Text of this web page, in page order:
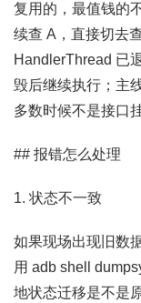
复用的，最值钱的
续查 A，直接切去
HandlerThread 已
毁后继续执行；主
多数时候不是接口
## 报错怎么处理
1. 状态不一致
如果现场出现旧数
用 adb shell
地状态迁移是不是